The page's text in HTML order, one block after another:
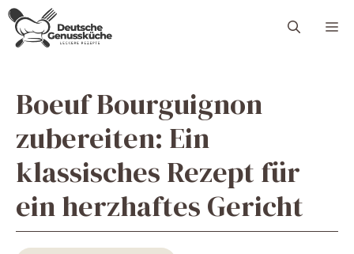
Skip
content
Boeuf Bourguignon
zubereiten: Ein
klassisches Rezept für
ein herzhaftes Gericht